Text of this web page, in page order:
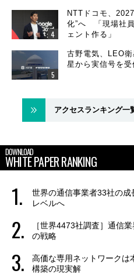
NTTドコモ、
化”へ 「現場社
ェント作る」
古野電気、LEO
星から実信号を受
アクセスランキング一
DOWNLOAD
WHITE PAPER RANKING
世界の通信事業者33社の
レベルへ
［世界4473社調査］通信
の戦略
高価な専用ネットワークは
構築の現実解